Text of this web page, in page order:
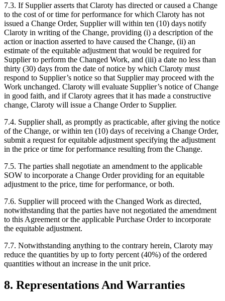
7.3. If Supplier asserts that Claroty has directed or caused a Change
to the cost of or time for performance for which Claroty has not
issued a Change Order, Supplier will within ten (10) days notify
Claroty in writing of the Change, providing (i) a description of the
action or inaction asserted to have caused the Change, (ii) an
estimate of the equitable adjustment that would be required for
Supplier to perform the Changed Work, and (iii) a date no less than
thirty (30) days from the date of notice by which Claroty must
respond to Supplier’s notice so that Supplier may proceed with the
Work unchanged. Claroty will evaluate Supplier’s notice of Change
in good faith, and if Claroty agrees that it has made a constructive
change, Claroty will issue a Change Order to Supplier.
7.4. Supplier shall, as promptly as practicable, after giving the notice
of the Change, or within ten (10) days of receiving a Change Order,
submit a request for equitable adjustment specifying the adjustment
in the price or time for performance resulting from the Change.
7.5. The parties shall negotiate an amendment to the applicable
SOW to incorporate a Change Order providing for an equitable
adjustment to the price, time for performance, or both.
7.6. Supplier will proceed with the Changed Work as directed,
notwithstanding that the parties have not negotiated the amendment
to this Agreement or the applicable Purchase Order to incorporate
the equitable adjustment.
7.7. Notwithstanding anything to the contrary herein, Claroty may
reduce the quantities by up to forty percent (40%) of the ordered
quantities without an increase in the unit price.
8. Representations And Warranties